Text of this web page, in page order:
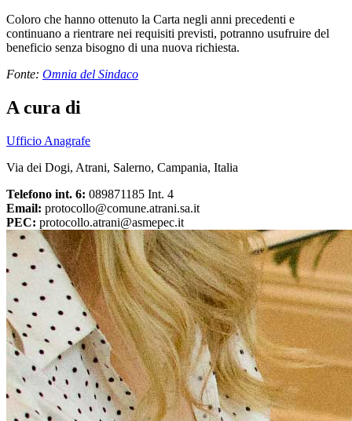
Coloro che hanno ottenuto la Carta negli anni precedenti e
continuano a rientrare nei requisiti previsti, potranno usufruire del
beneficio senza bisogno di una nuova richiesta.
Fonte: Omnia del Sindaco
A cura di
Ufficio Anagrafe
Via dei Dogi, Atrani, Salerno, Campania, Italia
Telefono int. 6: 089871185 Int. 4
Email: protocollo@comune.atrani.sa.it
PEC: protocollo.atrani@asmepec.it